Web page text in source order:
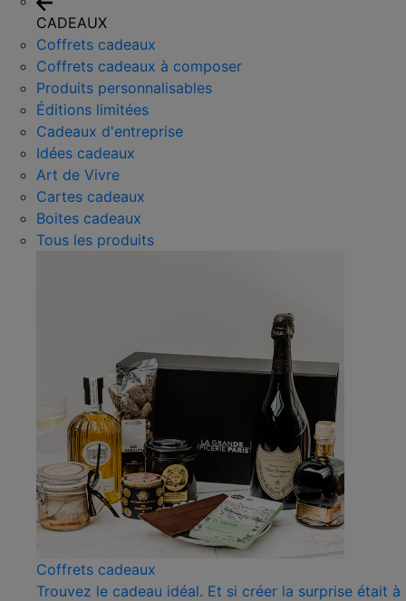
CADEAUX
Coffrets cadeaux
Coffrets cadeaux à composer
Produits personnalisables
Éditions limitées
Cadeaux d'entreprise
Idées cadeaux
Art de Vivre
Cartes cadeaux
Boites cadeaux
Tous les produits
Coffrets cadeaux
Trouvez le cadeau idéal. Et si créer la surprise était à